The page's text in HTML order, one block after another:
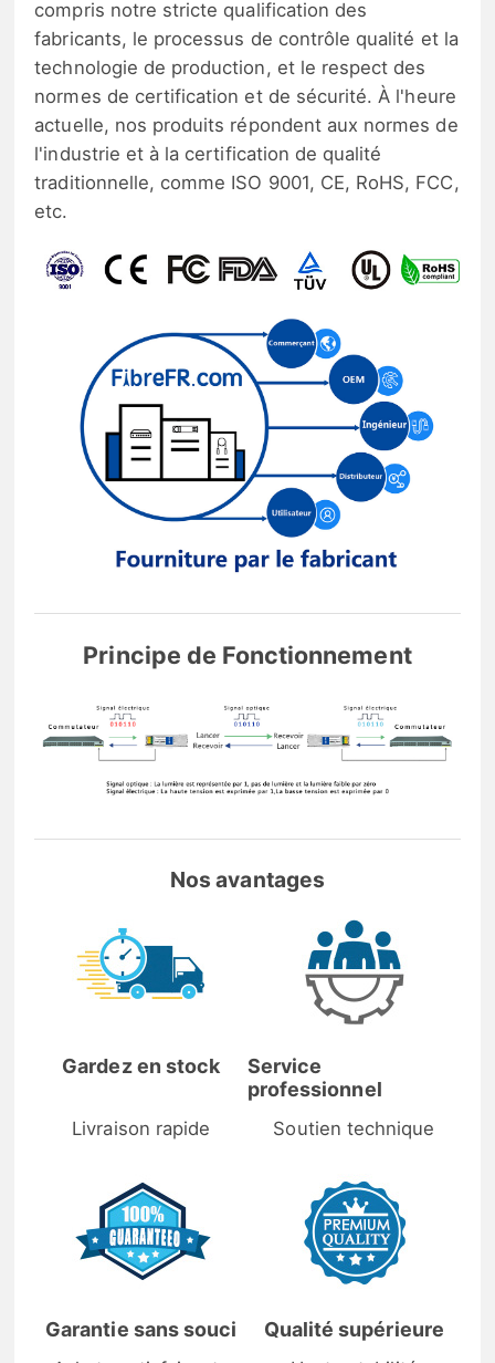
compris notre stricte qualification des
fabricants, le processus de contrôle qualité et la
technologie de production, et le respect des
normes de certification et de sécurité. À l'heure
actuelle, nos produits répondent aux normes de
l'industrie et à la certification de qualité
traditionnelle, comme ISO 9001, CE, RoHS, FCC,
etc.
Principe de Fonctionnement
Nos avantages
Gardez en stock
Livraison rapide
Service
professionnel
Soutien technique
Garantie sans souci Qualité supérieure